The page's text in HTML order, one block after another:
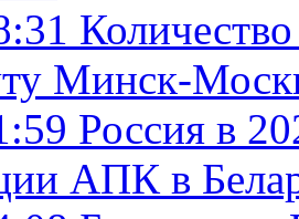
Минск-
Россия в
АПК в